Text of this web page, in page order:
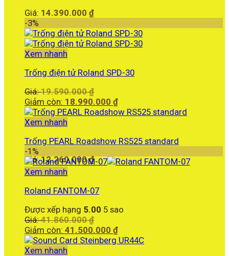
Giá: 14.390.000 ₫
-3%
Xem nhanh
Trống điện tử Roland SPD-30
Giá:19.590.000₫
gốc
là:
Giảm còn: 18.990.000 ₫Giá
hiện
18.990.000 ₫.
Xem nhanh
Trống PEARL Roadshow RS525 standard
Giá:12.260.000₫
-1%
Xem nhanh
Roland FANTOM-07
Được xếp hạng 5.00 5 sao
Giá:41.860.000₫
gốc
là:
Giảm còn: 41.500.000 ₫Giá
hiện
Xem nhanh